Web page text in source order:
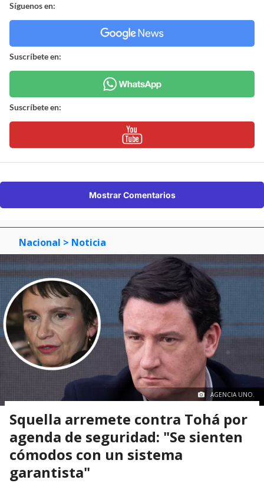
Síguenos en:
Suscríbete en:
Suscríbete en:
Mostrar Comentarios
Nacional > Noticia
AGENCIA UNO.
Squella arremete contra Tohá por
agenda de seguridad: "Se sienten
cómodos con un sistema
garantista"